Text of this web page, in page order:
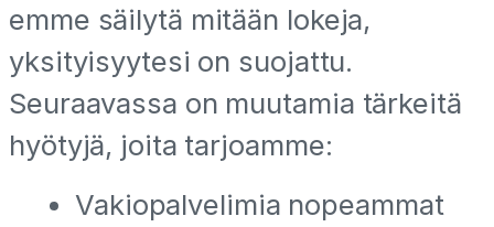
emme säilytä mitään lokeja,
yksityisyytesi on suojattu.
Seuraavassa on muutamia tärkeitä
hyötyjä, joita tarjoamme:
Vakiopalvelimia nopeammat